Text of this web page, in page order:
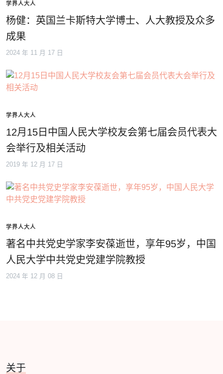
学界人大人
杨健：英国兰卡斯特大学博士、人大教授及众多
成果
2024 年 11 月 17 日
学界人大人
12月15日中国人民大学校友会第七届会员代表大
会举行及相关活动
2019 年 12 月 17 日
学界人大人
著名中共党史学家李安葆逝世，享年95岁，中国
人民大学中共党史党建学院教授
2024 年 12 月 08 日
关于